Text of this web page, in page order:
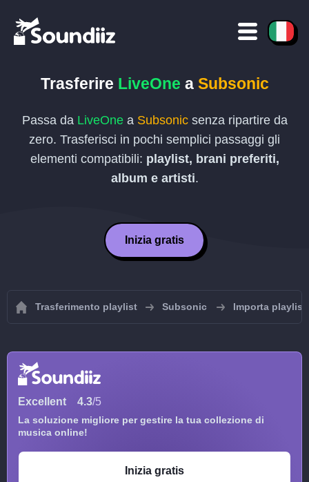
Trasferire LiveOne a Subsonic
Passa da LiveOnea Subsonicsenza ripartire da
zero. Trasferisci in pochi semplici passaggi gli
elementi compatibili: playlist, brani preferiti,
album e artisti.
Inizia gratis
Trasferimento playlist Subsonic Importa
Excellent 4.3/5
La soluzione migliore per gestire la tua collezione di
musica online!
Inizia gratis